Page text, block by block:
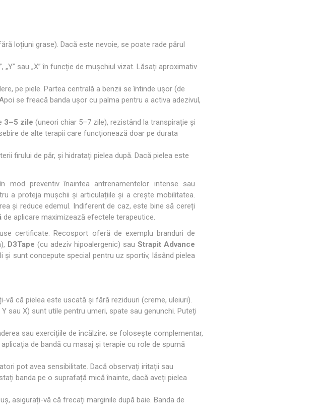
loțiuni grase). Dacă este nevoie, se poate rade părul
sau „X” în funcție de mușchiul vizat. Lăsați aproximativ
pe piele. Partea centrală a benzii se întinde ușor (de
se freacă banda ușor cu palma pentru a activa adezivul,
3–5 zile (uneori chiar 5–7 zile), rezistând la transpirație și
de alte terapii care funcționează doar pe durata
firului de păr, și hidratați pielea după. Dacă pielea este
mod preventiv înaintea antrenamentelor intense sau
a proteja mușchii și articulațiile și a crește mobilitatea.
și reduce edemul. Indiferent de caz, este bine să cereți
de aplicare maximizează efectele terapeutice.
certificate. Recosport oferă de exemplu branduri de
D3Tape (cu adeziv hipoalergenic) sau Strapit Advance
sunt concepute special pentru uz sportiv, lăsând pielea
că pielea este uscată și fără reziduuri (creme, uleiuri).
sau X) sunt utile pentru umeri, spate sau genunchi. Puteți
sau exercițiile de încălzire; se folosește complementar,
de bandă cu masaj și terapie cu role de spumă
pot avea sensibilitate. Dacă observați iritații sau
banda pe o suprafață mică înainte, dacă aveți pielea
asigurați-vă că frecați marginile după baie. Banda de